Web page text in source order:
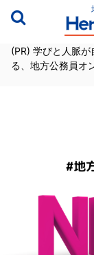
(PR) 学びと人脈
る、地方公務員オ